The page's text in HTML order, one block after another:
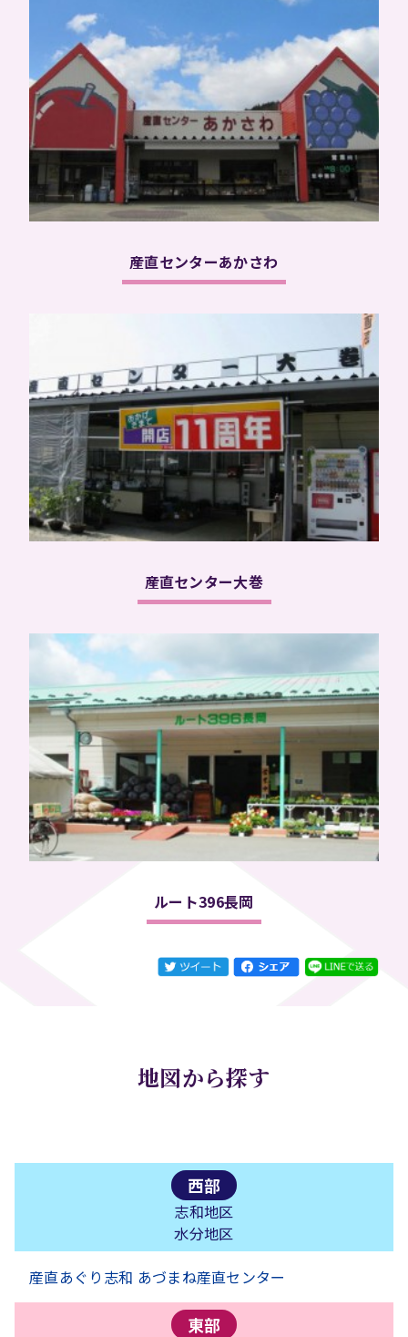
産直センターあかさわ
産直センター大巻
ルート396長岡
地図から探す
西部
志和地区
水分地区
産直あぐり志和 あづまね産直センター
東部